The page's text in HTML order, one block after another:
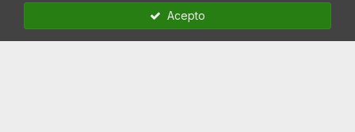
Privacidad
Cookies
Contacto
Acepto